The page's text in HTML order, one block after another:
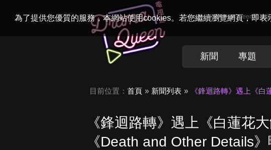
為了提供您優質的服務，本網站使用cookies。若您繼續瀏覽網頁，即表
Welcome toDramaQueen電視迷
新聞 專題
目前位置： 首頁 新聞列表 《鋒迴路轉》遇上《
《鋒迴路轉》遇上《白蓮花
《Death and Other Details